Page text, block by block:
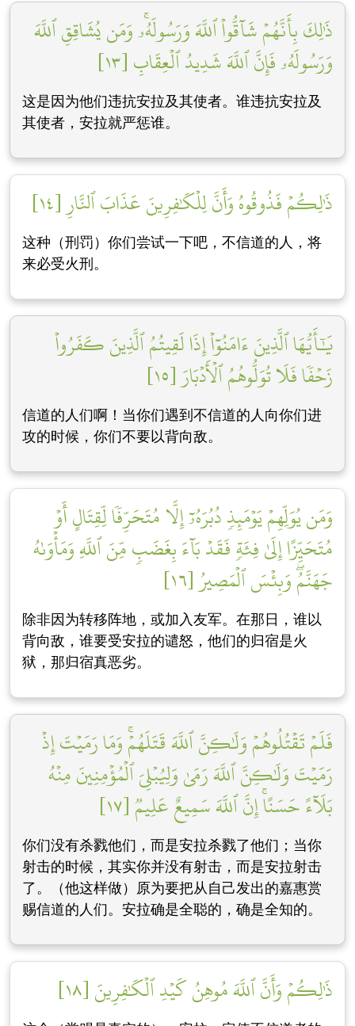
ذَٰلِكَ بِأَنَّهُمۡ شَآقُّواْ ٱللَّهَ وَرَسُولَهُۥۚ وَمَن يُشَاقِقِ ٱللَّهَ
وَرَسُولَهُۥ فَإِنَّ ٱللَّهَ شَدِيدُ ٱلۡعِقَابِ [١٣]
这是因为他们违抗安拉及其使者。谁违抗安拉及
其使者，安拉就严惩谁。
ذَٰلِكُمۡ فَذُوقُوهُ وَأَنَّ لِلۡكَٰفِرِينَ عَذَابَ ٱلنَّارِ [١٤]
这种（刑罚）你们尝试一下吧，不信道的人，将
来必受火刑。
يَٰٓأَيُّهَا ٱلَّذِينَ ءَامَنُوٓاْ إِذَا لَقِيتُمُ ٱلَّذِينَ كَفَرُواْ
زَحۡفٗا فَلَا تُوَلُّوهُمُ ٱلۡأَدۡبَارَ [١٥]
信道的人们啊！当你们遇到不信道的人向你们进
攻的时候，你们不要以背向敌。
وَمَن يُوَلِّهِمۡ يَوۡمَئِذٖ دُبُرَهُۥٓ إِلَّا مُتَحَرِّفٗا لِّقِتَالٍ أَوۡ
مُتَحَيِّزًا إِلَىٰ فِئَةٖ فَقَدۡ بَآءَ بِغَضَبٖ مِّنَ ٱللَّهِ وَمَأۡوَىٰهُ
جَهَنَّمُۖ وَبِئۡسَ ٱلۡمَصِيرُ [١٦]
除非因为转移阵地，或加入友军。在那日，谁以
背向敌，谁要受安拉的谴怒，他们的归宿是火
狱，那归宿真恶劣。
فَلَمۡ تَقۡتُلُوهُمۡ وَلَٰكِنَّ ٱللَّهَ قَتَلَهُمۡۚ وَمَا رَمَيۡتَ إِذۡ
رَمَيۡتَ وَلَٰكِنَّ ٱللَّهَ رَمَىٰ وَلِيُبۡلِيَ ٱلۡمُؤۡمِنِينَ مِنۡهُ
بَلَآءً حَسَنًاۚ إِنَّ ٱللَّهَ سَمِيعٌ عَلِيمٞ [١٧]
你们没有杀戮他们，而是安拉杀戮了他们；当你
射击的时候，其实你并没有射击，而是安拉射击
了。（他这样做）原为要把从自己发出的嘉惠赏
赐信道的人们。安拉确是全聪的，确是全知的。
ذَٰلِكُمۡ وَأَنَّ ٱللَّهَ مُوهِنُ كَيۡدِ ٱلۡكَٰفِرِينَ [١٨]